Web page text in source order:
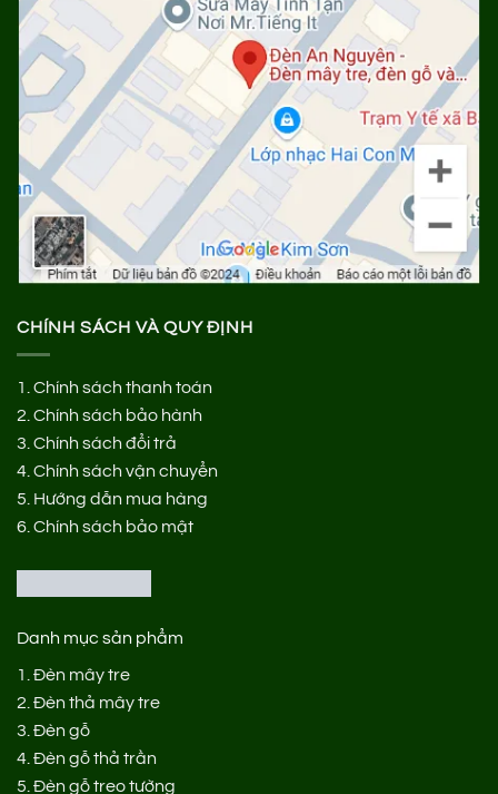
CHÍNH SÁCH VÀ QUY ĐỊNH
1. Chính sách thanh toán
2. Chính sách bảo hành
3. Chính sách đổi trả
4. Chính sách vận chuyển
5. Hướng dẫn mua hàng
6. Chính sách bảo mật
Danh mục sản phẩm
1. Đèn mây tre
2. Đèn thả mây tre
3. Đèn gỗ
4. Đèn gỗ thả trần
5. Đèn gỗ treo tường